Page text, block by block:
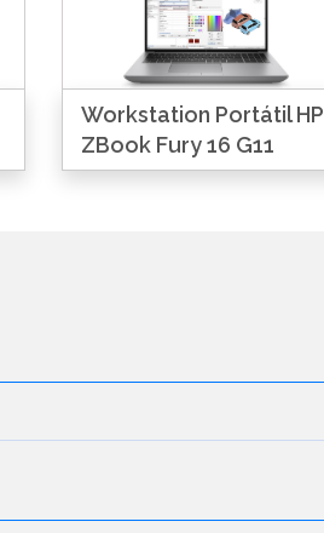
Workstation Portátil HP
ZBook Fury 16 G11